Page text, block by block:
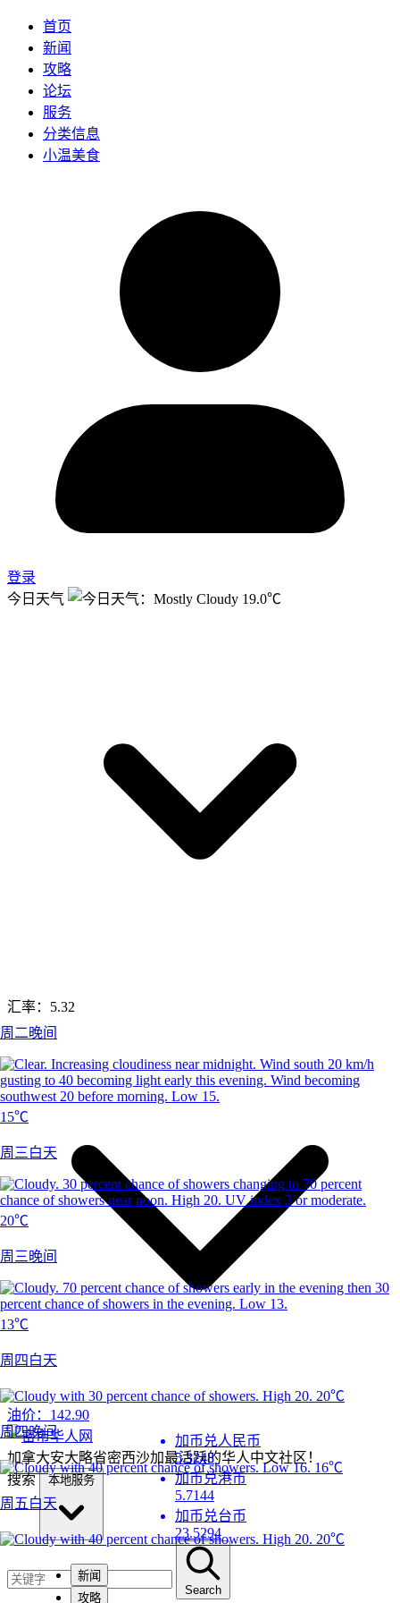
首页
新闻
攻略
论坛
服务
分类信息
小温美食
登录
今日天气
19.0℃
周二晚间
15℃
周三白天
20℃
周三晚间
13℃
周四白天
20℃
周四晚间
16℃
周五白天
20℃
汇率： 5.32
加币兑人民币
5.3248
加币兑港币
5.7144
加币兑台币
23.5294
油价： 142.90
加拿大安大略省密西沙加最活跃的华人中文社区！
搜索
新闻
攻略
Search